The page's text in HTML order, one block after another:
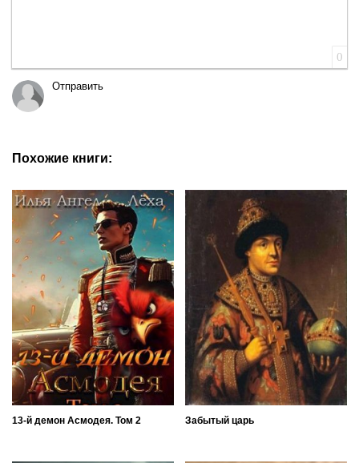
0
Отправить
Похожие книги:
13-й демон Асмодея. Том 2 Забытый царь